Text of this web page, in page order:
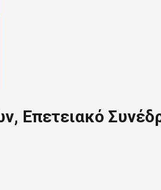
Επετειακό